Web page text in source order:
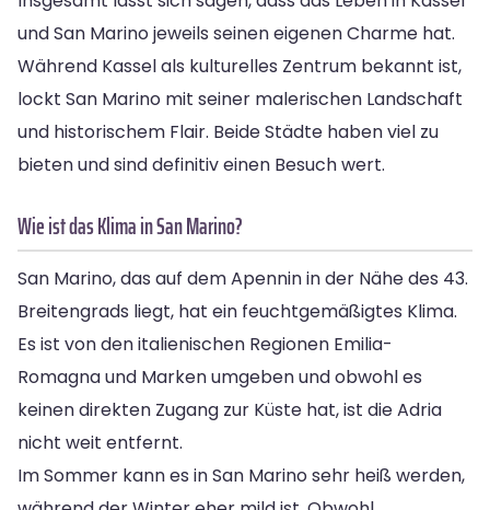
und San Marino jeweils seinen eigenen Charme hat.
Während Kassel als kulturelles Zentrum bekannt ist,
lockt San Marino mit seiner malerischen Landschaft
und historischem Flair. Beide Städte haben viel zu
bieten und sind definitiv einen Besuch wert.
Wie ist das Klima in San Marino?
San Marino, das auf dem Apennin in der Nähe des 43.
Breitengrads liegt, hat ein feuchtgemäßigtes Klima.
Es ist von den italienischen Regionen Emilia-
Romagna und Marken umgeben und obwohl es
keinen direkten Zugang zur Küste hat, ist die Adria
nicht weit entfernt.
Im Sommer kann es in San Marino sehr heiß werden,